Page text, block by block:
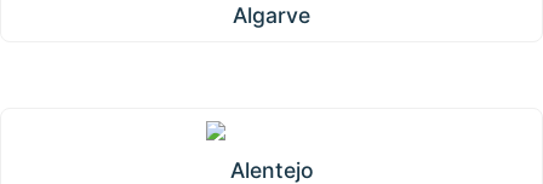
Algarve
Alentejo